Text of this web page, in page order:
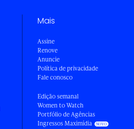
Mais
Assine
Renove
Anuncie
Política de privacidade
Fale conosco
Edição semanal
Women to Watch
Portfólio de Agências
Ingressos Maximídia